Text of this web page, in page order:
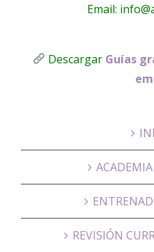
Email:
Descargar Guías
REVISIÓN